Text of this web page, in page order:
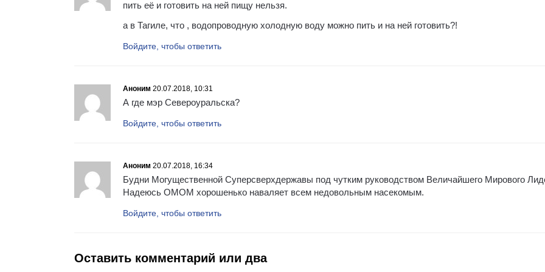
пить её и готовить на ней пищу нельзя.
а в Тагиле, что , водопроводную холодную воду можно пить и на ней готовить?!
Войдите, чтобы ответить
Аноним 20.07.2018, 10:31
А где мэр Североуральска?
Войдите, чтобы ответить
Аноним 20.07.2018, 16:34
Будни Могущественной Суперсверхдержавы под чутким руководством Величайшего Мирового
Надеюсь ОМОМ хорошенько наваляет всем недовольным насекомым.
Войдите, чтобы ответить
Оставить комментарий или два